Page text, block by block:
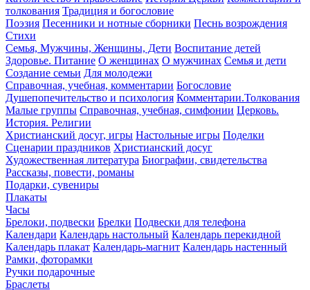
толкования Традиция и богословие
Поэзия Песенники и нотные сборники Песнь возрождения
Стихи
Семья, Мужчины, Женщины, Дети Воспитание детей
Здоровье. Питание О женщинах О мужчинах Семья и дети
Создание семьи Для молодежи
Справочная, учебная, комментарии Богословие
Душепопечительство и психология Комментарии.Толкования
Малые группы Справочная, учебная, симфонии Церковь.
История. Религии
Христианский досуг, игры Настольные игры Поделки
Сценарии праздников Христианский досуг
Художественная литература Биографии, свидетельства
Рассказы, повести, романы
Подарки, сувениры
Плакаты
Часы
Брелоки, подвески Брелки Подвески для телефона
Календари Календарь настольный Календарь перекидной
Календарь плакат Календарь-магнит Календарь настенный
Рамки, фоторамки
Ручки подарочные
Браслеты